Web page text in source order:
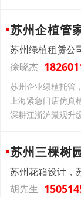
苏州企植管
苏州绿植租赁公
徐晓杰
苏州三棵树
苏州花箱设计，
胡先生